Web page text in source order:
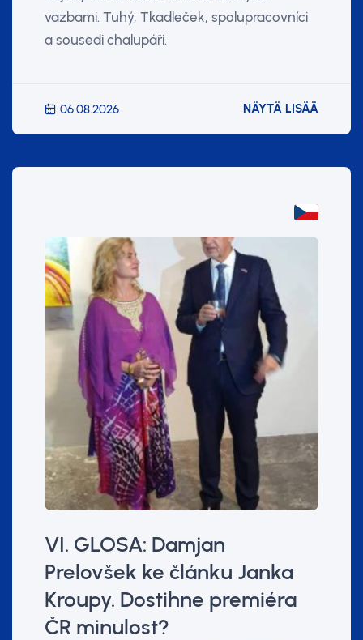
vazbami. Tuhý, Tkadleček, spolupracovníci
a sousedi chalupáři.
06.08.2026 NÄYTÄ LISÄÄ
VI. GLOSA: Damjan
Prelovšek ke článku Janka
Kroupy. Dostihne premiéra
ČR minulost?